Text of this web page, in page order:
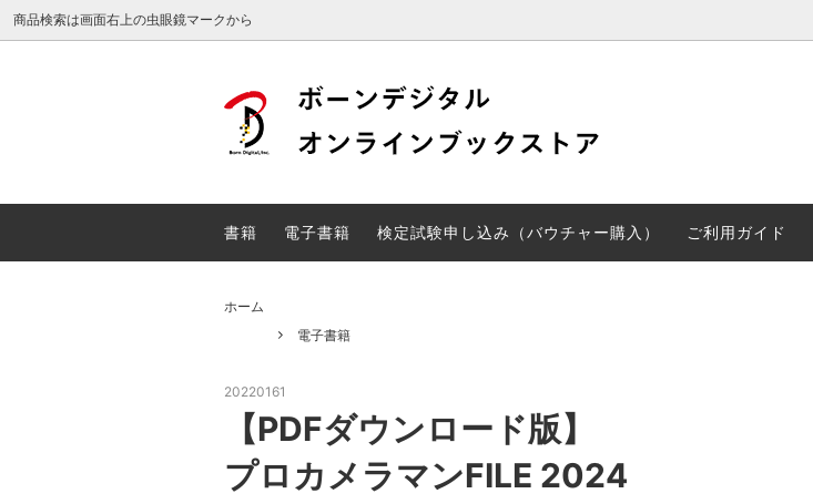
商品検索は画面右上の虫眼鏡マークから
unity関連書籍
書籍 電子書籍 検定試験申し込み（バウチャー購入） ご利用ガイド
ホーム
電子書籍
20220161
【PDFダウンロード版】
プロカメラマンFILE 2024